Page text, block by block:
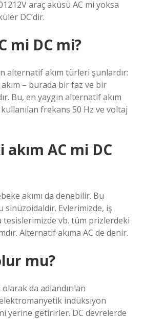
araç aküsü AC mi yoksa
DC’dir.
mi DC mi?
alternatif akım türleri şunlardır:
– burada bir faz ve bir
Bu, en yaygın alternatif akım
frekans 50 Hz ve voltaj
AC mi DC
akımı da denebilir. Bu
sinüzoidaldir. Evlerimizde, iş
tesislerimizde vb. tüm prizlerdeki
Alternatif akıma AC de denir.
mu?
da adlandırılan
indüksiyon
yerine getirirler. DC devrelerde